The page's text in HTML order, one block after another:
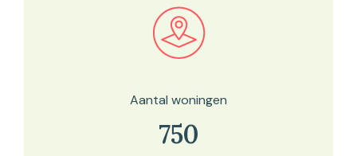
Bekijk in onze kaartviewer
Aantal woningen
750